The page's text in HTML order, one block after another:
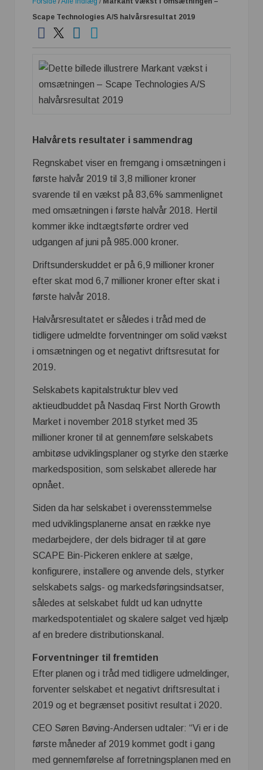
Scape Technologies A/S halvårsresultat 2019
Halvårets resultater i sammendrag
Regnskabet viser en fremgang i omsætningen i
første halvår 2019 til 3,8 millioner kroner
svarende til en vækst på 83,6% sammenlignet
med omsætningen i første halvår 2018. Hertil
kommer ikke indtægtsførte ordrer ved
udgangen af juni på 985.000 kroner.
Driftsunderskuddet er på 6,9 millioner kroner
efter skat mod 6,7 millioner kroner efter skat i
første halvår 2018.
Halvårsresultatet er således i tråd med de
tidligere udmeldte forventninger om solid vækst
i omsætningen og et negativt driftsresutat for
2019.
Selskabets kapitalstruktur blev ved
aktieudbuddet på Nasdaq First North Growth
Market i november 2018 styrket med 35
millioner kroner til at gennemføre selskabets
ambitøse udviklingsplaner og styrke den stærke
markedsposition, som selskabet allerede har
opnået.
Siden da har selskabet i overensstemmelse
med udviklingsplanerne ansat en række nye
medarbejdere, der dels bidrager til at gøre
SCAPE Bin-Pickeren enklere at sælge,
konfigurere, installere og anvende dels, styrker
selskabets salgs- og markedsføringsindsatser,
således at selskabet fuldt ud kan udnytte
markedspotentialet og skalere salget ved hjælp
af en bredere distributionskanal.
Forventninger til fremtiden
Efter planen og i tråd med tidligere udmeldinger,
forventer selskabet et negativt driftsresultat i
2019 og et begrænset positivt resultat i 2020.
CEO Søren Bøving-Andersen udtaler: “Vi er i de
første måneder af 2019 kommet godt i gang
med gennemførelse af forretningsplanen med en